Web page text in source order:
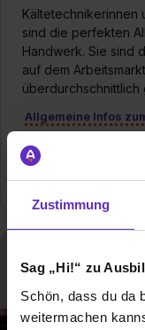
Zustimmung
Sag „Hi!“ zu
Schön, dass du da
weitermachen
Kältetechnikerinnen
sind die perfekten
Handwerk. Sie sind
auf dem
überdurchschnittlich
Allgemeine Infos